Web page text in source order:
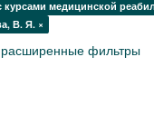
медицинской
В. Я. ×
расширенные фильтры